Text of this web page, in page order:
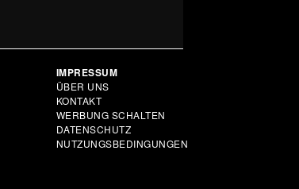
IMPRESSUM
ÜBER UNS
KONTAKT
WERBUNG SCHALTEN
DATENSCHUTZ
NUTZUNGSBEDINGUNGEN